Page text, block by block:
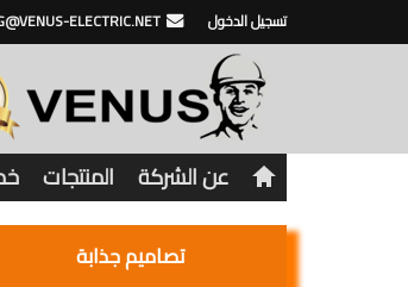
ELECTRIC.NET تسجيل الدخول
عن الشركة المنتجات
تصاميم جذابة